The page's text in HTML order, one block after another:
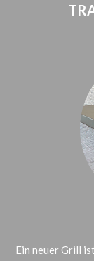
Ein neuer Grill